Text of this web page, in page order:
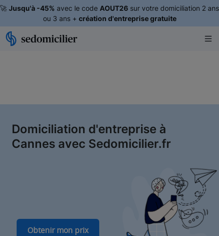
🚀 Jusqu'à -45% avec le code AOUT26 sur votre domiciliation 2 ans
ou 3 ans + création d'entreprise gratuite
Domiciliation d'entreprise à
Cannes avec Sedomicilier.fr
Obtenir mon prix